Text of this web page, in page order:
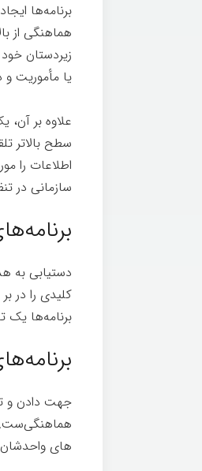
برنامه­‌ها
هماهنگی از
زیردستان
یا مأموریت
علاوه بر
سطح بالاتر
اطلاعات را
سازمانی در
دستیابی به
کلیدی را در
برنامه‌ها یک
جهت دادن و
هماهنگی‌ست.
های